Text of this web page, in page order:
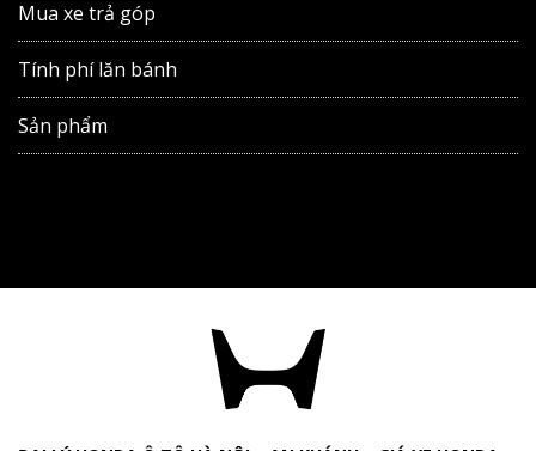
Mua xe trả góp
Tính phí lăn bánh
Sản phẩm